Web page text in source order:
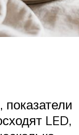
LED,